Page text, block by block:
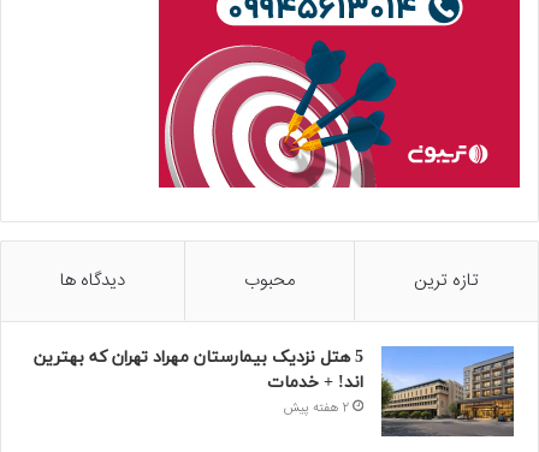
تازه ترین محبوب دیدگاه ها
5 هتل نزدیک بیمارستان مهراد تهران که بهترین‌
اند! + خدمات
2 هفته پیش